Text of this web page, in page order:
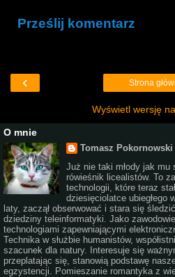
Prześlij komentarz
‹ Strona
Wyświetl wersję
O mnie
Tomasz Pokornowski
Już nie taki młody jak
rówieśnik licealistów. To
technologii, które teraz
dziesięciolatce ubiegłego
laty, zaczął obserwować i stara się
dziedziny teleinformatyki. Jako
technologiami zapewniającymi
Technika w służbie humanistów,
szacunek dla natury. Interesuje się
przeplatając się, stanowią podstawę
egzystencji. Pomieszanie romantyka z